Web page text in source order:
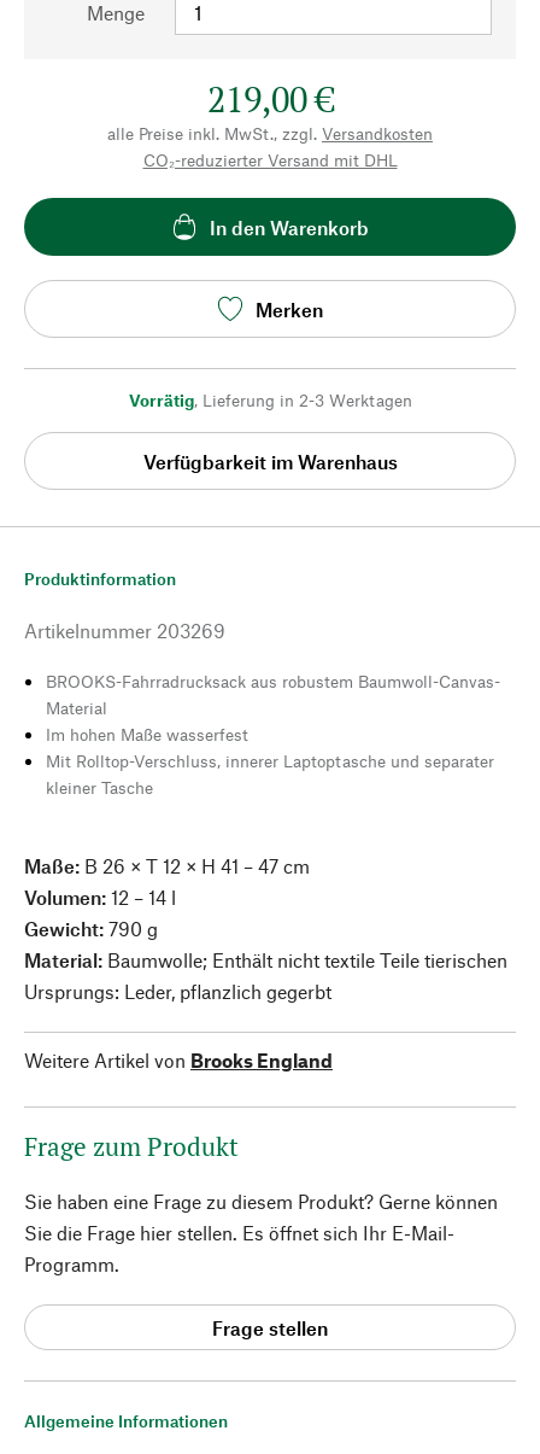
Menge
219,00 €
alle Preise inkl. MwSt., zzgl. Versandkosten
CO₂-reduzierter Versand mit DHL
In den Warenkorb
Merken
Vorrätig, Lieferung in 2-3 Werktagen
Verfügbarkeit im Warenhaus
Allgemeine Informationen
Produktinformation
Artikelnummer 203269
BROOKS-Fahrradrucksack aus robustem Baumwoll-Canvas-
Material
Im hohen Maße wasserfest
Mit Rolltop-Verschluss, innerer Laptoptasche und separater
kleiner Tasche
Maße: B 26 × T 12 × H 41 – 47 cm
Volumen: 12 – 14 l
Gewicht: 790 g
Material: Baumwolle; Enthält nicht textile Teile tierischen
Ursprungs: Leder, pflanzlich gegerbt
Weitere Artikel von Brooks England
Frage zum Produkt
Sie haben eine Frage zu diesem Produkt? Gerne können
Sie die Frage hier stellen. Es öffnet sich Ihr E-Mail-
Programm.
Frage stellen